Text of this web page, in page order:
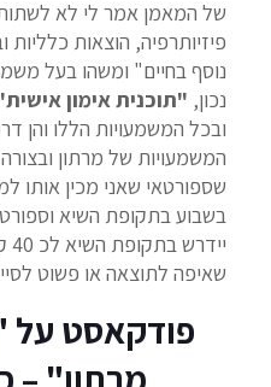
של המאמן אמר לי לא לשתות
פיזיותרפיה, הוצאות
נוסף בחיים" ומשהו בעל
נכון, "תוכנית אימון
ובכל המשמעויות הללו והן
המשמעויות של מרתון
בשבוע בתקופת השיא
שאיפה לתוצאה או פשוט
פודקאסט